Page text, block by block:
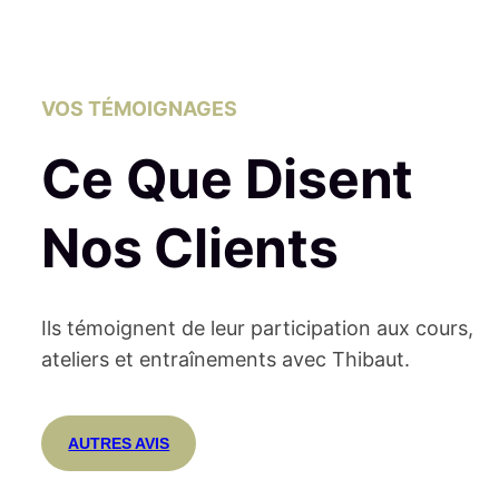
VOS TÉMOIGNAGES
Ce Que Disent
Nos Clients
Ils témoignent de leur participation aux cours,
ateliers et entraînements avec Thibaut.
AUTRES AVIS